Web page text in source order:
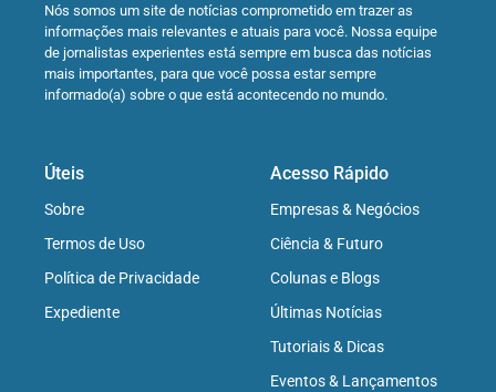
Nós somos um site de notícias comprometido em trazer as
informações mais relevantes e atuais para você. Nossa equipe
de jornalistas experientes está sempre em busca das notícias
mais importantes, para que você possa estar sempre
informado(a) sobre o que está acontecendo no mundo.
Úteis
Sobre
Termos de Uso
Política de Privacidade
Expediente
Acesso Rápido
Empresas & Negócios
Ciência & Futuro
Colunas e Blogs
Últimas Notícias
Tutoriais & Dicas
Eventos & Lançamentos